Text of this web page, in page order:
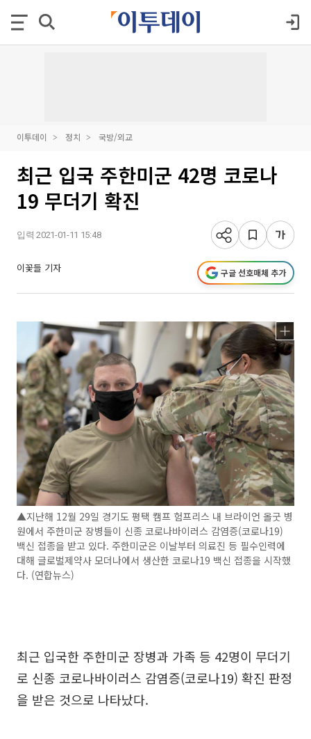
이투데이 정치 국방/외교
최근 입국 주한미군 42명 코로나
19 무더기 확진
입력 2021-01-11 15:48
이꽃들 기자 구글 선호매체 추가
▲지난해 12월 29일 경기도 평택 캠프 험프리스 내 브라이언 올굿 병
원에서 주한미군 장병들이 신종 코로나바이러스 감염증(코로나19)
백신 접종을 받고 있다. 주한미군은 이날부터 의료진 등 필수인력에
대해 글로벌제약사 모더나에서 생산한 코로나19 백신 접종을 시작했
다. (연합뉴스)
최근 입국한 주한미군 장병과 가족 등 42명이 무더기
로 신종 코로나바이러스 감염증(코로나19) 확진 판정
을 받은 것으로 나타났다.